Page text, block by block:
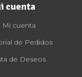
cuenta
Mi cuenta
de Pedidos
de Deseos